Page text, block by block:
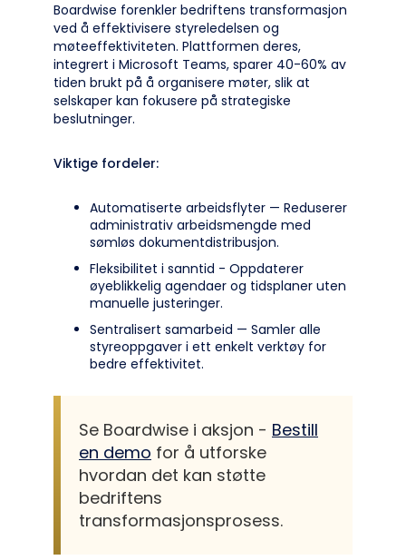
Boardwise forenkler bedriftens transformasjon
ved å effektivisere styreledelsen og
møteeffektiviteten. Plattformen deres,
integrert i Microsoft Teams, sparer 40-60% av
tiden brukt på å organisere møter, slik at
selskaper kan fokusere på strategiske
beslutninger.
Viktige fordeler:
Automatiserte arbeidsflyter — Reduserer
administrativ arbeidsmengde med
sømløs dokumentdistribusjon.
Fleksibilitet i sanntid - Oppdaterer
øyeblikkelig agendaer og tidsplaner uten
manuelle justeringer.
Sentralisert samarbeid — Samler alle
styreoppgaver i ett enkelt verktøy for
bedre effektivitet.
Se Boardwise i aksjon - Bestill
en demo for å utforske
hvordan det kan støtte
bedriftens
transformasjonsprosess.